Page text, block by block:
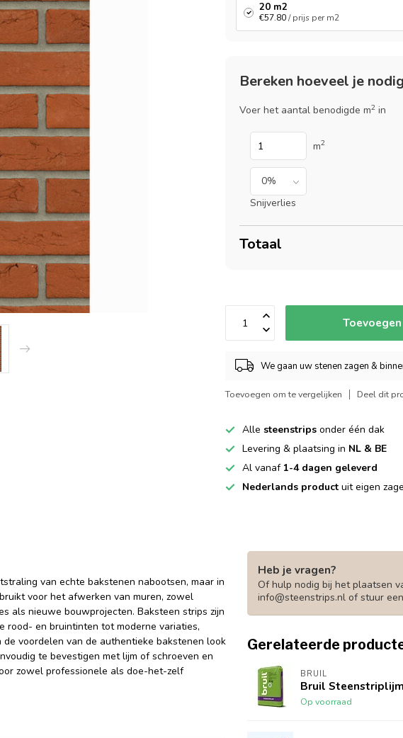
20 m2
€57.80/ prijs per m2
Bereken hoeveel je
Voer het aantal benodigde m2 in
m2
Snijverlies
Totaal
We gaan uw stenen zagen &
Toevoegen om te vergelijken Deel dit
Allesteenstrips onder één dak
Levering & plaatsing in NL & BE
Al vanaf 1-4 dagen geleverd
Nederlands product uit eigen
van echte bakstenen nabootsen, maar in
voor het afwerken van muren, zowel
als nieuwe bouwprojecten. Baksteen strips zijn
rood- en bruintinten tot moderne variaties,
voordelen van de authentieke bakstenen look
te bevestigen met lijm of schroeven en
zowel professionele als doe-het-zelf
Heb je vragen?
Of hulp nodig bij het plaatsen
info@steenstrips.nl of stuur
Gerelateerde
BRUIL
Bruil
Op voorraad